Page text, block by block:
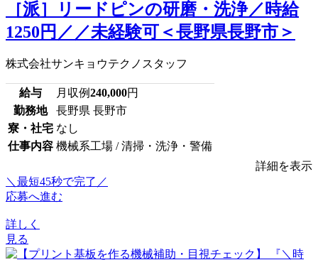
［派］リードピンの研磨・洗浄／時給
1250円／／未経験可＜長野県長野市＞
株式会社サンキョウテクノスタッフ
給与 月収例240,000円
勤務地
長野県 長野市
寮・社宅 なし
仕事内容 機械系工場 / 清掃・洗浄・警備
詳細を表示
＼最短45秒で完了／
応募へ進む
詳しく
見る